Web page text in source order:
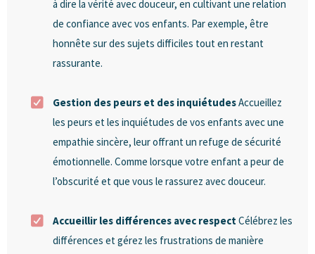
à dire la vérité avec douceur, en cultivant une relation
de confiance avec vos enfants. Par exemple, être
honnête sur des sujets difficiles tout en restant
rassurante.
Gestion des peurs et des inquiétudesAccueillez
les peurs et les inquiétudes de vos enfants avec une
empathie sincère, leur offrant un refuge de sécurité
émotionnelle. Comme lorsque votre enfant a peur de
l’obscurité et que vous le rassurez avec douceur.
Accueillir les différences avec respectCélébrez les
différences et gérez les frustrations de manière